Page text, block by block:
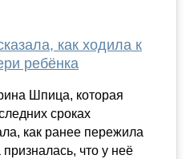
как ходила к
ребёнка
Шпица, которая
сроках
как ранее пережила
что у неё